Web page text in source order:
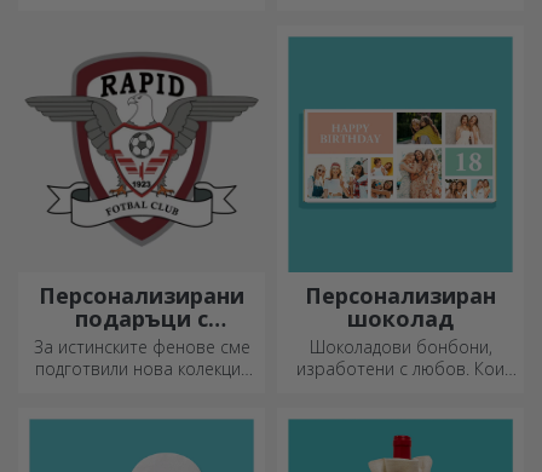
автентичен вид.
Персонализирани
подаръци с
официална
лицензия - FC Rapid
За истинските фенове сме
подготвили нова колекция
лилавия отбор.
Персонализиран
шоколад
Шоколадови бонбони,
изработени с любов. Кои